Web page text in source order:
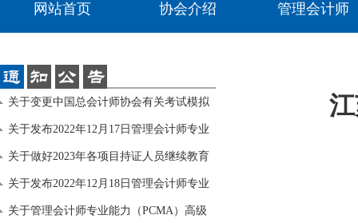
网站首页 协会介绍 管理会计师
关于变更中国总会计师协会有关考试模拟
练习
关于发布2022年12月17日管理会计师专业
能力
关于做好2023年各项目持证人员继续教育
和签
关于发布2022年12月18日管理会计师专业
能力
关于管理会计师专业能力（PCMA）高级